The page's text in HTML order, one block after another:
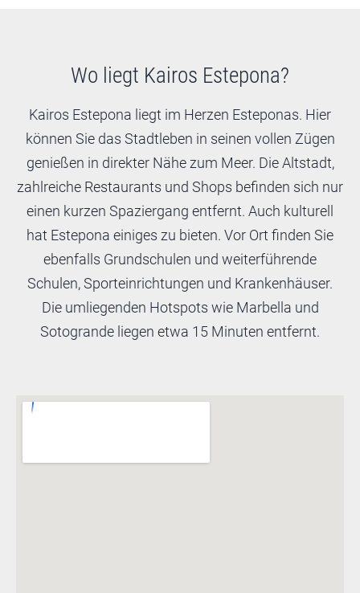
Wo liegt Kairos Estepona?
Kairos Estepona liegt im Herzen Esteponas. Hier
können Sie das Stadtleben in seinen vollen Zügen
genießen in direkter Nähe zum Meer. Die Altstadt,
zahlreiche Restaurants und Shops befinden sich nur
einen kurzen Spaziergang entfernt. Auch kulturell
hat Estepona einiges zu bieten. Vor Ort finden Sie
ebenfalls Grundschulen und weiterführende
Schulen, Sporteinrichtungen und Krankenhäuser.
Die umliegenden Hotspots wie Marbella und
Sotogrande liegen etwa 15 Minuten entfernt.